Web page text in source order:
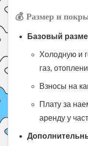
💰Размер и
Базовый
Холодную и
газ,
Взносы на
Плату за
аренду у